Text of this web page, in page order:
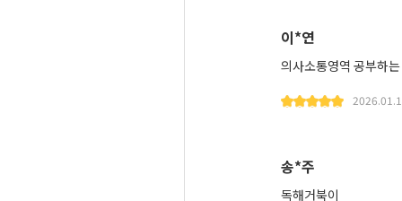
이*연
의사소통영역 공부하
송*주
독해거북이